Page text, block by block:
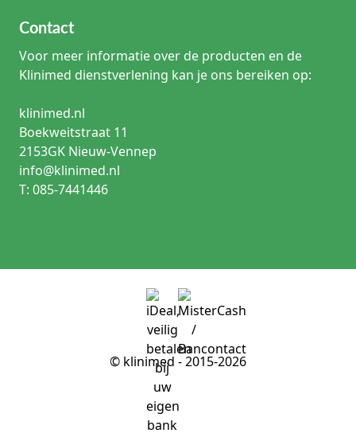
Contact
Voor meer informatie over de producten en de
Klinimed dienstverlening kan je ons bereiken op:
klinimed.nl
Boekweitstraat 11
2153GK Nieuw-Vennep
info@klinimed.nl
T: 085-7441446
© klinimed - 2015-2026